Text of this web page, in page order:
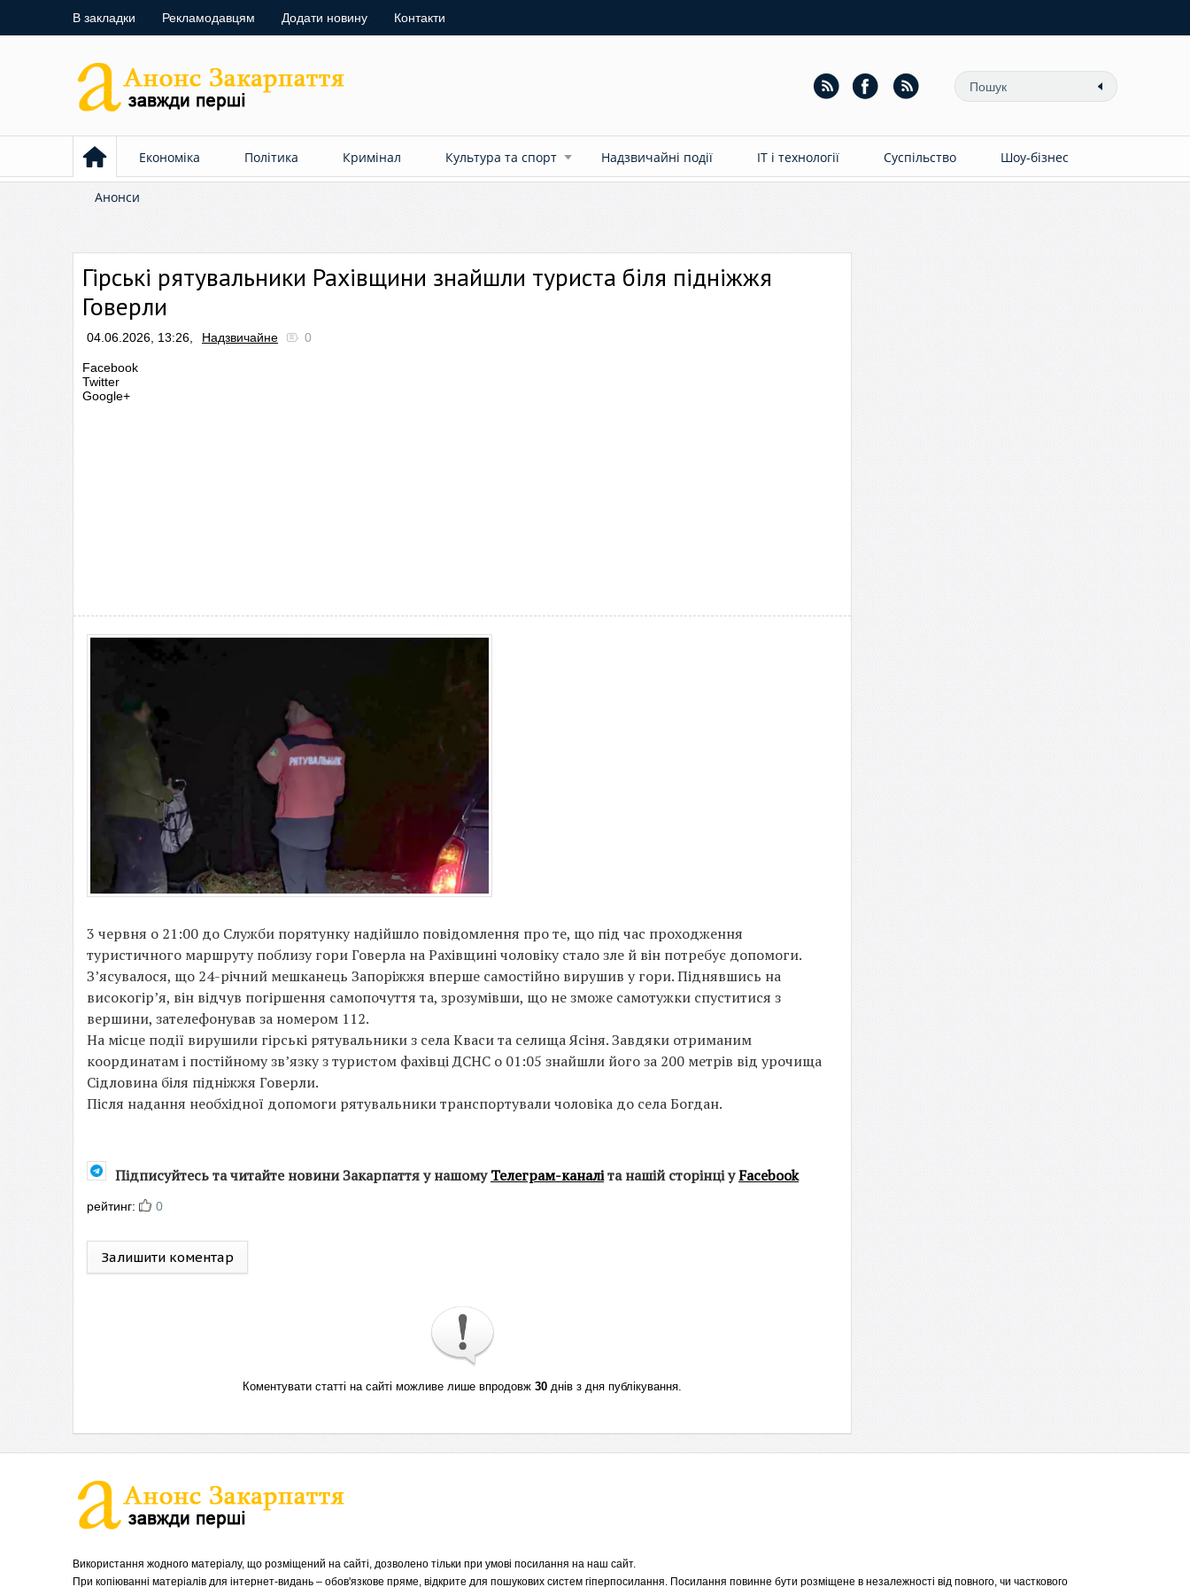
В закладки Рекламодавцям Додати новину Контакти
Економіка Політика Кримінал Культура та спорт Надзвичайні події ІТ і технології Суспільство Шоу-бізнес
Анонси
Гірські рятувальники Рахівщини знайшли туриста біля підніжжя
Говерли
04.06.2026, 13:26, Надзвичайне 0
Facebook
Twitter
Google+
3 червня о 21:00 до Служби порятунку надійшло повідомлення про те, що під час проходження
туристичного маршруту поблизу гори Говерла на Рахівщині чоловіку стало зле й він потребує допомоги.
З’ясувалося, що 24-річний мешканець Запоріжжя вперше самостійно вирушив у гори. Піднявшись на
високогір’я, він відчув погіршення самопочуття та, зрозумівши, що не зможе самотужки спуститися з
вершини, зателефонував за номером 112.
На місце події вирушили гірські рятувальники з села Кваси та селища Ясіня. Завдяки отриманим
координатам і постійному зв’язку з туристом фахівці ДСНС о 01:05 знайшли його за 200 метрів від урочища
Сідловина біля підніжжя Говерли.
Після надання необхідної допомоги рятувальники транспортували чоловіка до села Богдан.
Підписуйтесь та читайте новини Закарпаття у нашомуТелеграм-каналіта нашій сторінці уFacebook
рейтинг: 0
Залишити коментар
Коментувати статті на сайті можливе лише впродовж 30 днів з дня публікування.
Використання жодного матеріалу, що розміщений на сайті, дозволено тільки при умові посилання на наш сайт.
При копіюванні матеріалів для інтернет-видань – обов'язкове пряме, відкрите для пошукових систем гіперпосилання. Посилання повинне бути розміщене в незалежності від повного, чи часткового